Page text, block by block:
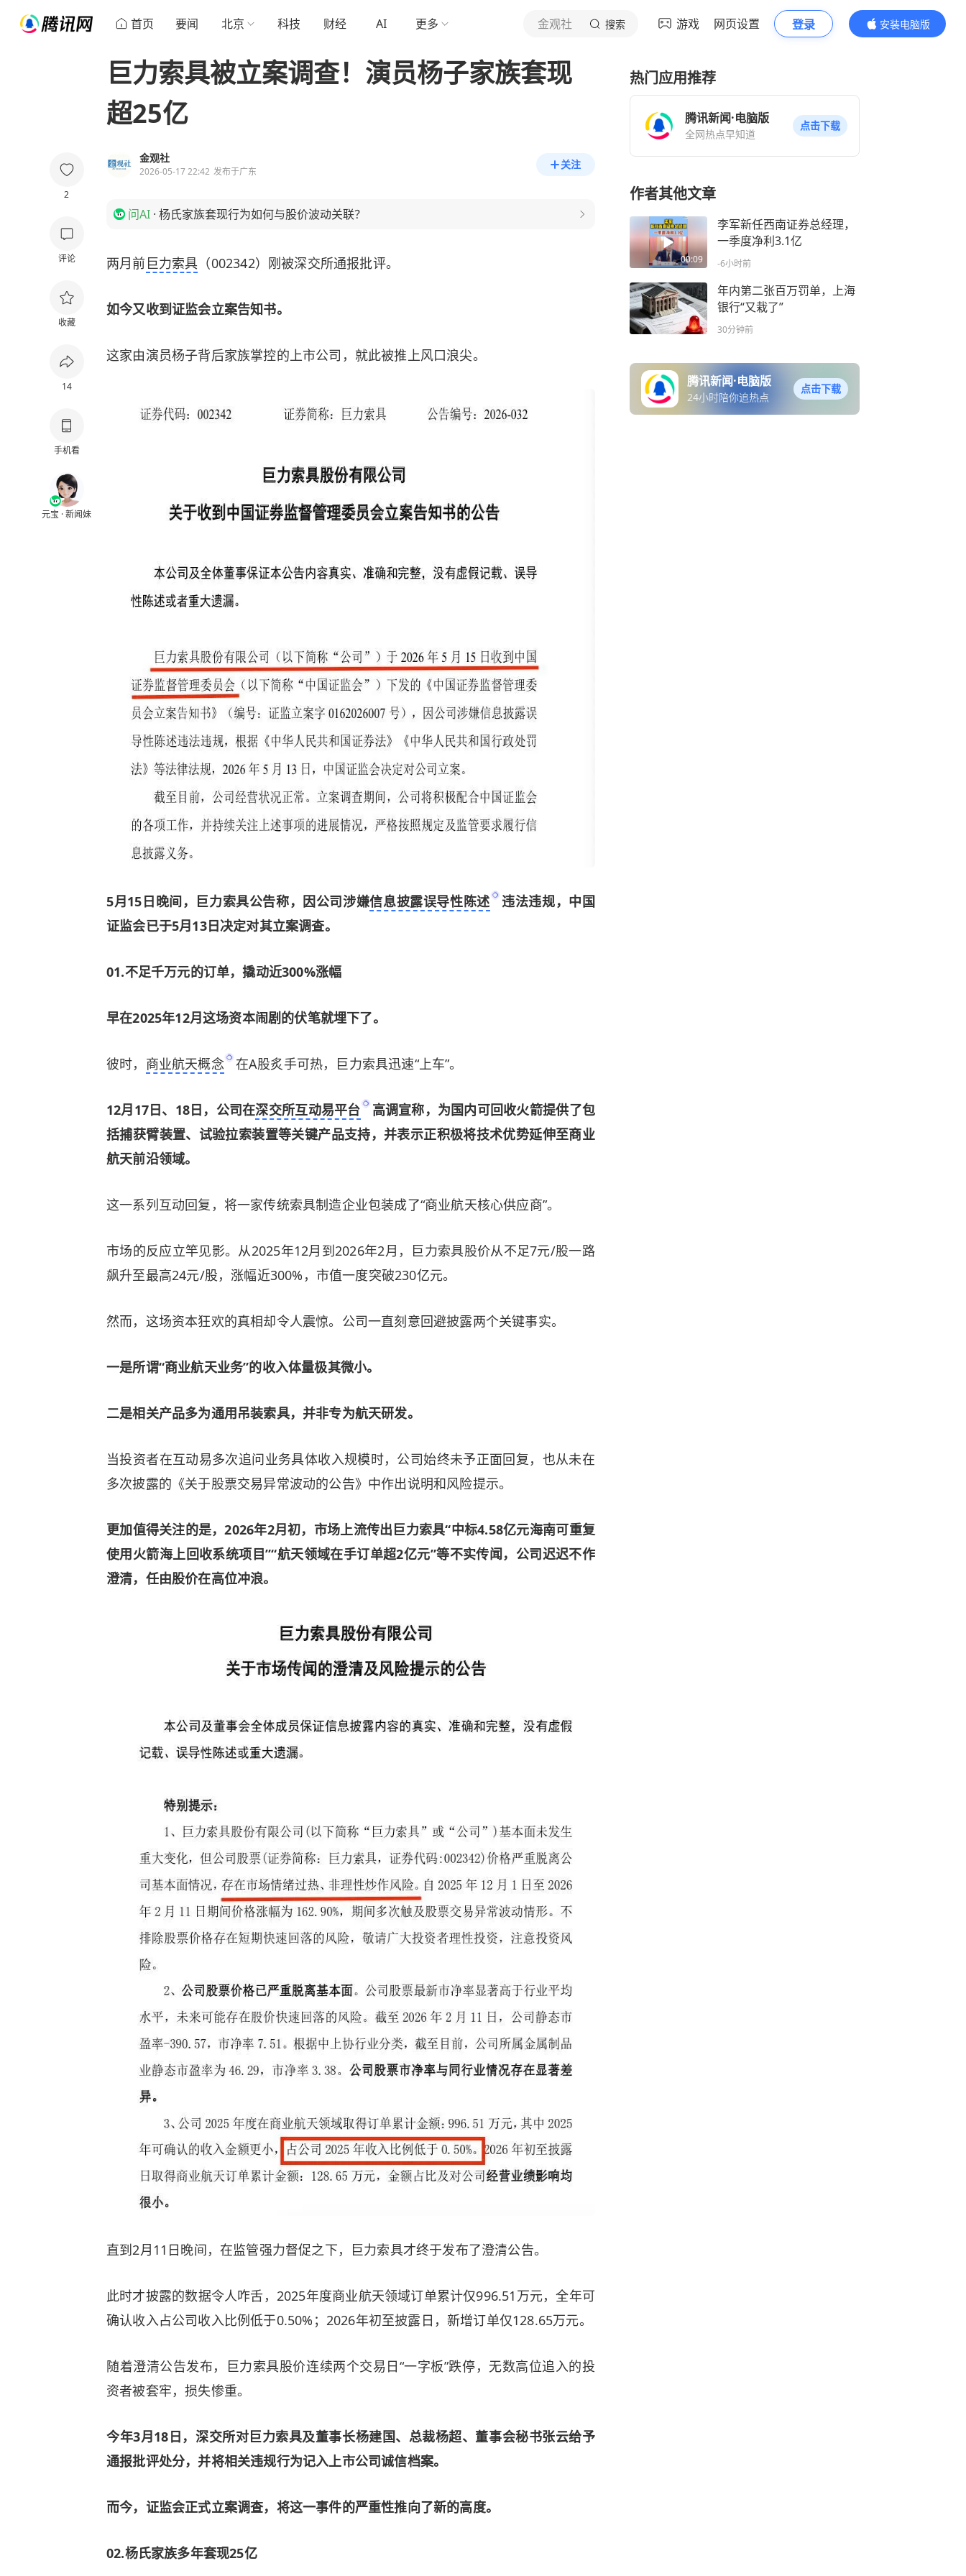
首页 要闻 北京 科技 财经 AI 更多 金观社 搜索 游戏 网页设置 登录
安装电脑版
内容更精彩
2
评论
收藏
14
手机看
元宝 · 新闻妹
巨力索具被立案调查！演员杨子家族套现
超25亿
金观社
2026-05-17 22:42 发布于广东
关注
问AI · 杨氏家族套现行为如何与股价波动关联？
两月前 巨力索具 （002342）刚被深交所通报批评。
如今又收到证监会立案告知书。
这家由演员杨子背后家族掌控的上市公司，就此被推上风口浪尖。
5月15日晚间，巨力索具公告称，因公司涉嫌信息披露误导性陈述
违法违规，中国
证监会已于5月13日决定对其立案调查。
01.不足千万元的订单，撬动近300%涨幅
早在2025年12月这场资本闹剧的伏笔就埋下了。
彼时， 商业航天概念 在A股炙手可热，巨力索具迅速“上车”。
12月17日、18日，公司在深交所互动易平台
高调宣称，为国内可回收火箭提供了包
括捕获臂装置、试验拉索装置等关键产品支持，并表示正积极将技术优势延伸至商业
航天前沿领域。
这一系列互动回复，将一家传统索具制造企业包装成了“商业航天核心供应商”。
市场的反应立竿见影。从2025年12月到2026年2月，巨力索具股价从不足7元/股一路
飙升至最高24元/股，涨幅近300%，市值一度突破230亿元。
然而，这场资本狂欢的真相却令人震惊。公司一直刻意回避披露两个关键事实。
一是所谓“商业航天业务”的收入体量极其微小。
二是相关产品多为通用吊装索具，并非专为航天研发。
当投资者在互动易多次追问业务具体收入规模时，公司始终未予正面回复，也从未在
多次披露的《关于股票交易异常波动的公告》中作出说明和风险提示。
更加值得关注的是，2026年2月初，市场上流传出巨力索具“中标4.58亿元海南可重复
使用火箭海上回收系统项目”“航天领域在手订单超2亿元”等不实传闻，公司迟迟不作
澄清，任由股价在高位冲浪。
直到2月11日晚间，在监管强力督促之下，巨力索具才终于发布了澄清公告。
此时才披露的数据令人咋舌，2025年度商业航天领域订单累计仅996.51万元，全年可
确认收入占公司收入比例低于0.50%；2026年初至披露日，新增订单仅128.65万元。
随着澄清公告发布，巨力索具股价连续两个交易日“一字板”跌停，无数高位追入的投
资者被套牢，损失惨重。
今年3月18日，深交所对巨力索具及董事长杨建国、总裁杨超、董事会秘书张云给予
通报批评处分，并将相关违规行为记入上市公司诚信档案。
而今，证监会正式立案调查，将这一事件的严重性推向了新的高度。
02.杨氏家族多年套现25亿
热门应用推荐
腾讯新闻·电脑版
全网热点早知道
点击下载
作者其他文章
00:09
李军新任西南证券总经理，
一季度净利3.1亿
-6小时前
年内第二张百万罚单，上海
银行“又栽了”
30分钟前
腾讯新闻·电脑版
24小时陪你追热点
点击下载